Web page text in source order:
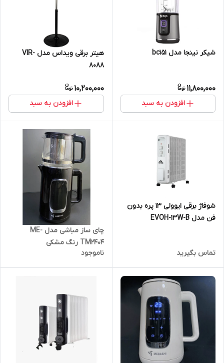
شیکر نینجا مدل bc151
11,800,000
افزودن به سبد
هیتر برقی ویداس مدل VIR-
8088
10,200,000
افزودن به سبد
شوفاژ برقی ایوولی 13 پره بدون
فن مدل EVOH-13W-B
تماس بگیرید
چای ساز مباشی مدل ME-
TM2404 رنگ مشکی
ناموجود